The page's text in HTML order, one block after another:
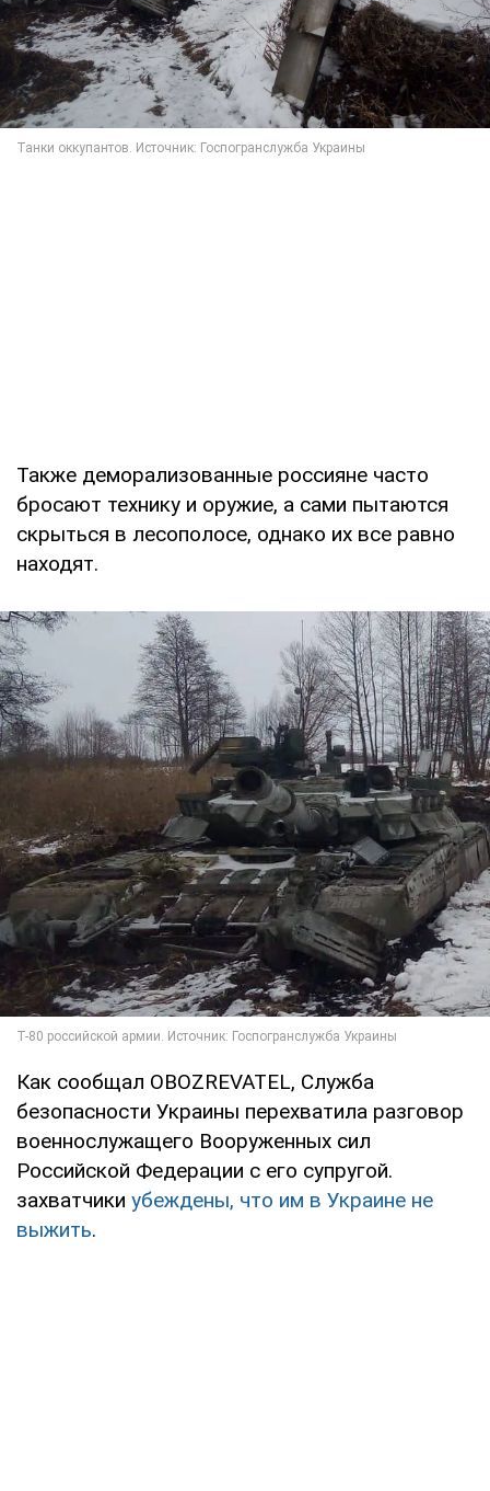
Также деморализованные россияне часто
бросают технику и оружие, а сами пытаются
скрыться в лесополосе, однако их все равно
находят.
Как сообщал OBOZREVATEL, Служба
безопасности Украины перехватила разговор
военнослужащего Вооруженных сил
Российской Федерации с его супругой.
захватчики убеждены, что им в Украине не
выжить.